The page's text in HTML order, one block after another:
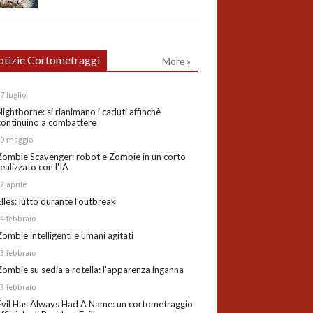
Cortometraggi More »
si rianimano i caduti affinchè
a combattere
luglio
Scavenger: robot e Zombie in un corto
con l'IA
maggio
lutto durante l'outbreak
aprile
intelligenti e umani agitati
febbraio
su sedia a rotella: l'apparenza inganna
febbraio
Has Always Had A Name: un cortometraggio
febbraio